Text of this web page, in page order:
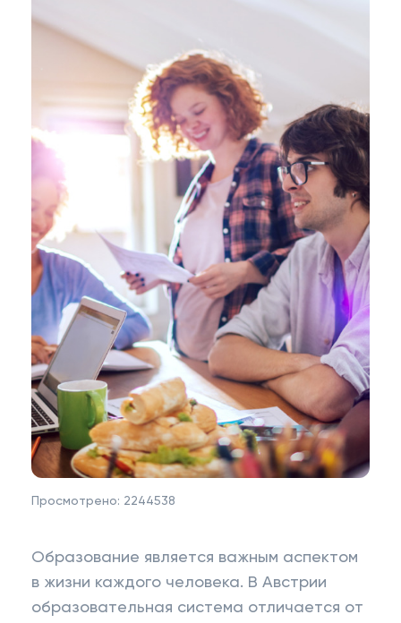
Просмотрено: 2244538
Образование является важным аспектом
в жизни каждого человека. В Австрии
образовательная система отличается от